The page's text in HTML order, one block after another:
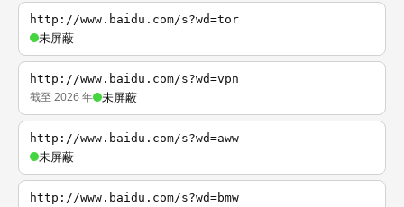
http://www.baidu.com/s?wd=tor
未屏蔽
http://www.baidu.com/s?wd=vpn
截至 2026 年 未屏蔽
http://www.baidu.com/s?wd=aww
未屏蔽
http://www.baidu.com/s?wd=bmw